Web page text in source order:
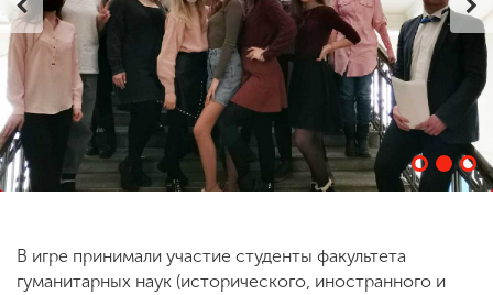
ENG CHI
Приемная
комиссия
+7 (831) 262-26-20
В игре принимали участие студенты факультета
гуманитарных наук (исторического, иностранного и